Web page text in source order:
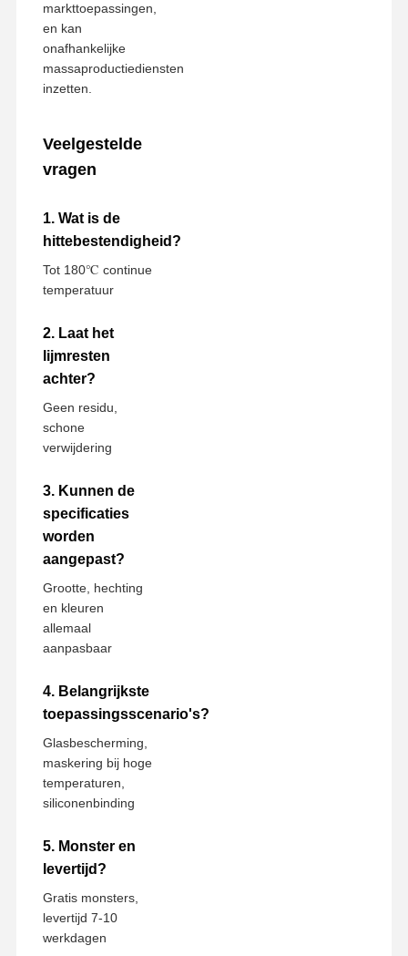
markttoepassingen,
en kan
onafhankelijke
massaproductiediensten
inzetten.
Veelgestelde
vragen
1. Wat is de
hittebestendigheid?
Tot 180℃ continue
temperatuur
2. Laat het
lijmresten
achter?
Geen residu,
schone
verwijdering
3. Kunnen de
specificaties
worden
aangepast?
Grootte, hechting
en kleuren
allemaal
aanpasbaar
4. Belangrijkste
toepassingsscenario's?
Glasbescherming,
maskering bij hoge
temperaturen,
siliconenbinding
5. Monster en
levertijd?
Gratis monsters,
levertijd 7-10
werkdagen